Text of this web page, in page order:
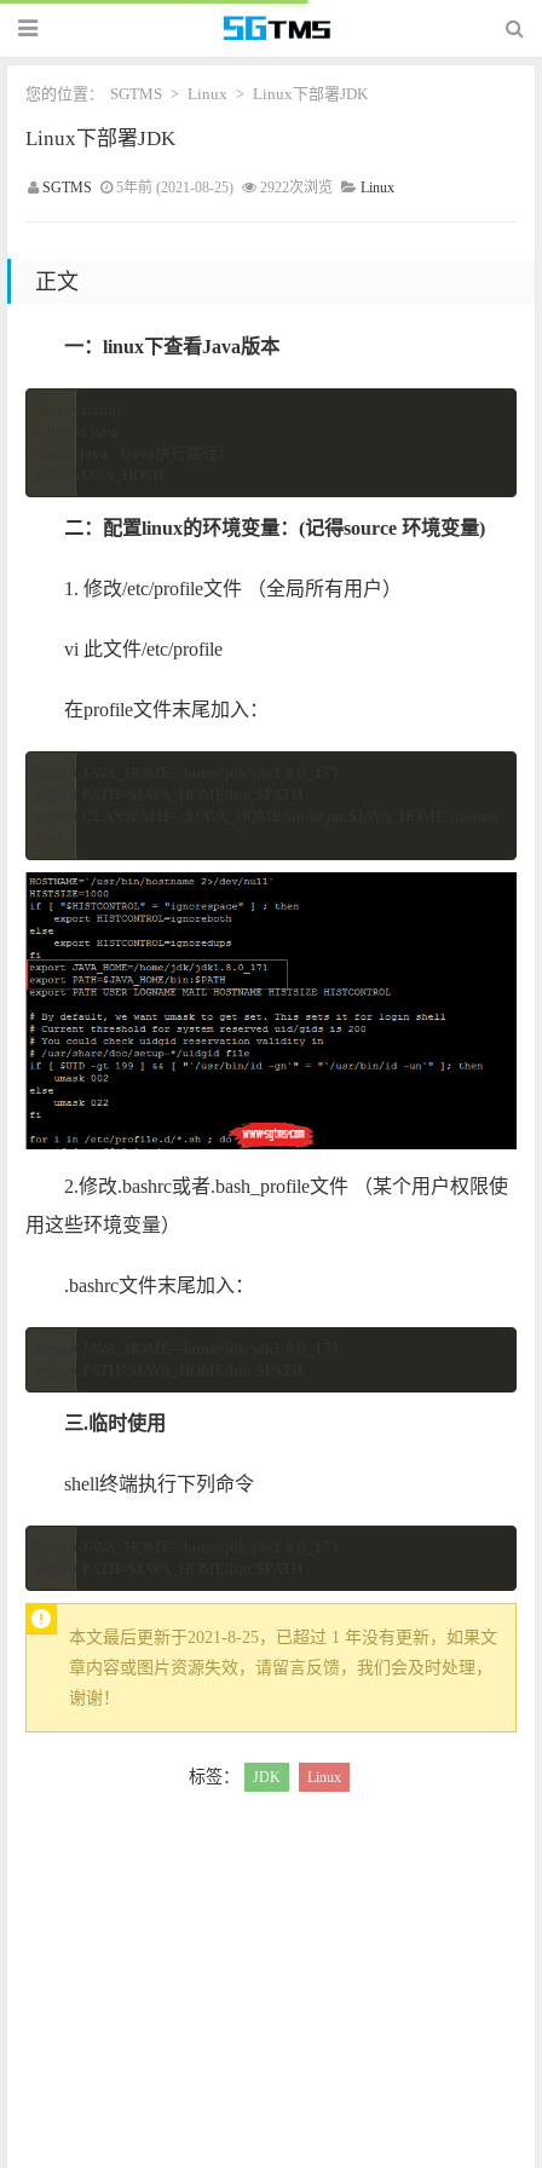
您的位置： SGTMS > Linux > Linux下部署JDK
Linux下部署JDK
SGTMS 5年前 (2021-08-25) 2922次浏览 Linux
正文
一：linux下查看Java版本
二：配置linux的环境变量：(记得source 环境变量)
1. 修改/etc/profile文件 （全局所有用户）
vi 此文件/etc/profile
在profile文件末尾加入：
2.修改.bashrc或者.bash_profile文件 （某个用户权限使
用这些环境变量）
.bashrc文件末尾加入：
三.临时使用
shell终端执行下列命令
本文最后更新于2021-8-25，已超过 1 年没有更新，如果文
章内容或图片资源失效，请留言反馈，我们会及时处理，
谢谢！
标签： JDK Linux